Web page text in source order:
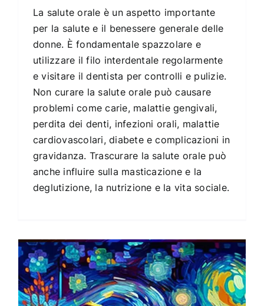
La salute orale è un aspetto importante
per la salute e il benessere generale delle
donne. È fondamentale spazzolare e
utilizzare il filo interdentale regolarmente
e visitare il dentista per controlli e pulizie.
Non curare la salute orale può causare
problemi come carie, malattie gengivali,
perdita dei denti, infezioni orali, malattie
cardiovascolari, diabete e complicazioni in
gravidanza. Trascurare la salute orale può
anche influire sulla masticazione e la
deglutizione, la nutrizione e la vita sociale.